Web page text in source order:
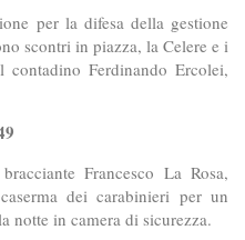
per la difesa della gestione
scontri in piazza, la Celere e i
Ferdinando Ercolei,
Francesco La Rosa,
dei carabinieri per un
notte in camera di sicurezza.